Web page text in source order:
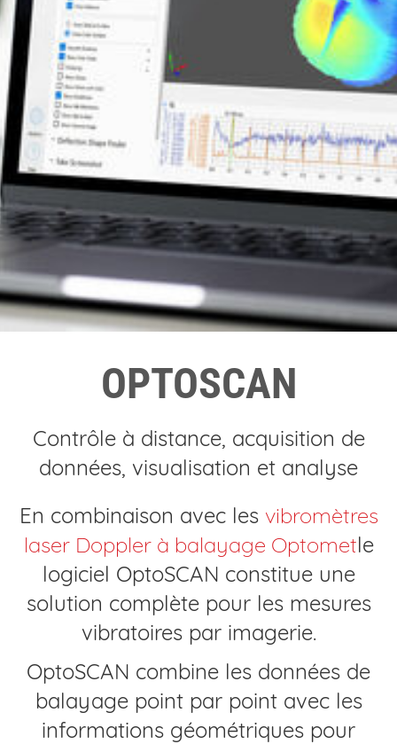
OPTOSCAN
Contrôle à distance, acquisition de
données, visualisation et analyse
En combinaison avec les vibromètres
laser Doppler à balayage Optometle
logiciel OptoSCAN constitue une
solution complète pour les mesures
vibratoires par imagerie.
OptoSCAN combine les données de
balayage point par point avec les
informations géométriques pour